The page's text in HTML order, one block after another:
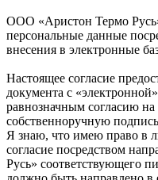
ООО «Аристон Термо
персональные данные
внесения в электронные
Настоящее согласие
документа с
равнозначным согласию
собственноручную
Я знаю, что имею право в
согласие посредством
Русь» соответствующего